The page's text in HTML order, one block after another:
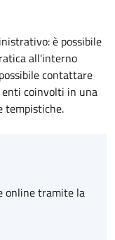
è possibile
all'interno
contattare
coinvolti in una
tempistiche.
online tramite la